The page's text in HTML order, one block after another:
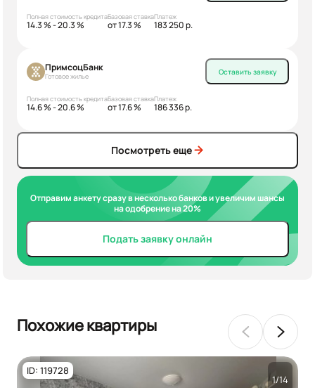
Полная стоимость кредита
14.3 % - 20.3 %
Базовая ставка
от 17.3 %
Платеж
183 250 р.
ПримсоцБанк
Готовое жилье
Полная стоимость кредита
14.6 % - 20.6 %
Базовая ставка
от 17.6 %
Платеж
186 336 р.
Оставить заявку
Посмотреть еще
Отправим анкету сразу в несколько банков и увеличим шансы
на одобрение на 20%
Подать заявку онлайн
Похожие квартиры
ID: 119728
1/14